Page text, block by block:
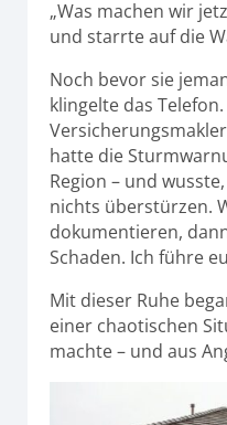
„Was machen wir
und starrte auf die
Noch bevor sie
klingelte das Telefon.
hatte die
Region – und
nichts überstürzen.
dokumentieren,
Schaden. Ich führe
Mit dieser Ruhe
einer chaotischen
machte – und aus